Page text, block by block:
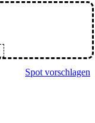
Spot vorschlagen